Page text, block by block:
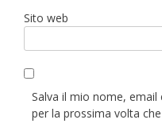
Sito web
Salva il mio nome,
per la prossima volta